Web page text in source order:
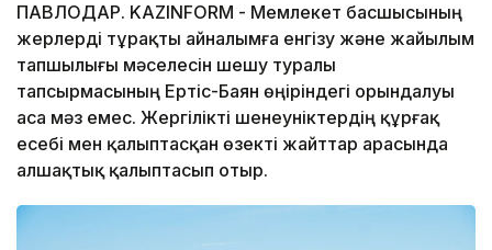
ПАВЛОДАР. KAZINFORM - Мемлекет басшысының
жерлерді тұрақты айналымға енгізу және жайылым
тапшылығы мәселесін шешу туралы
тапсырмасының Ертіс-Баян өңіріндегі орындалуы
аса мәз емес. Жергілікті шенеуніктердің құрғақ
есебі мен қалыптасқан өзекті жайттар арасында
алшақтық қалыптасып отыр.